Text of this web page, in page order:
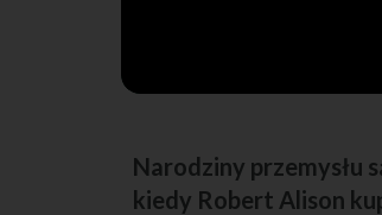
Narodziny przemysłu
kiedy Robert Alison